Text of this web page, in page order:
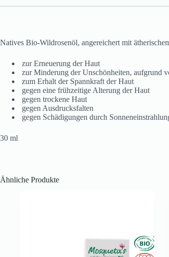
Natives Bio-Wildrosenöl, angereichert mit
zur Erneuerung der Haut
zur Minderung der Unschönheiten, aufgrund
zum Erhalt der Spannkraft der Haut
gegen eine frühzeitige Alterung der Haut
gegen trockene Haut
gegen Ausdrucksfalten
gegen Schädigungen durch
30 ml
Ähnliche Produkte